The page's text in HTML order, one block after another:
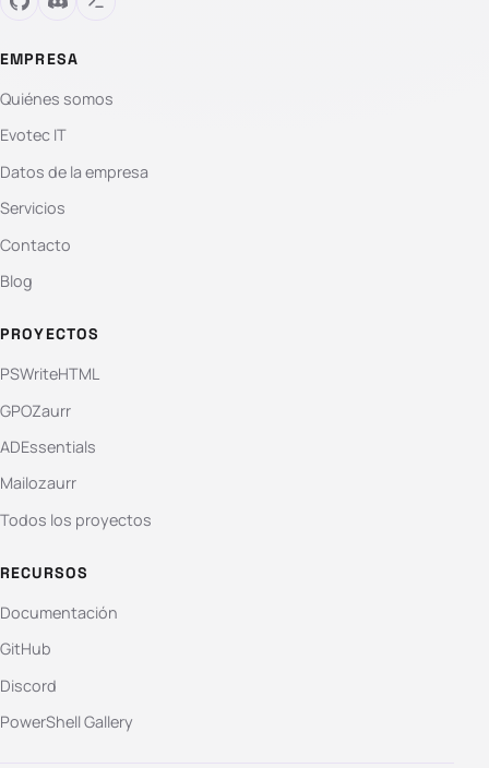
EMPRESA
Quiénes somos
Evotec IT
Datos de la empresa
Servicios
Contacto
Blog
PROYECTOS
PSWriteHTML
GPOZaurr
ADEssentials
Mailozaurr
Todos los proyectos
RECURSOS
Documentación
GitHub
Discord
PowerShell Gallery